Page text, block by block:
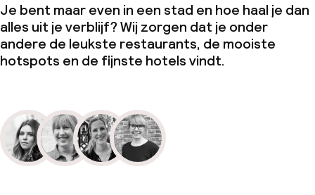
Je bent maar even in een stad en hoe haal je dan
alles uit je verblijf? Wij zorgen dat je onder
andere de leukste restaurants, de mooiste
hotspots en de fijnste hotels vindt.